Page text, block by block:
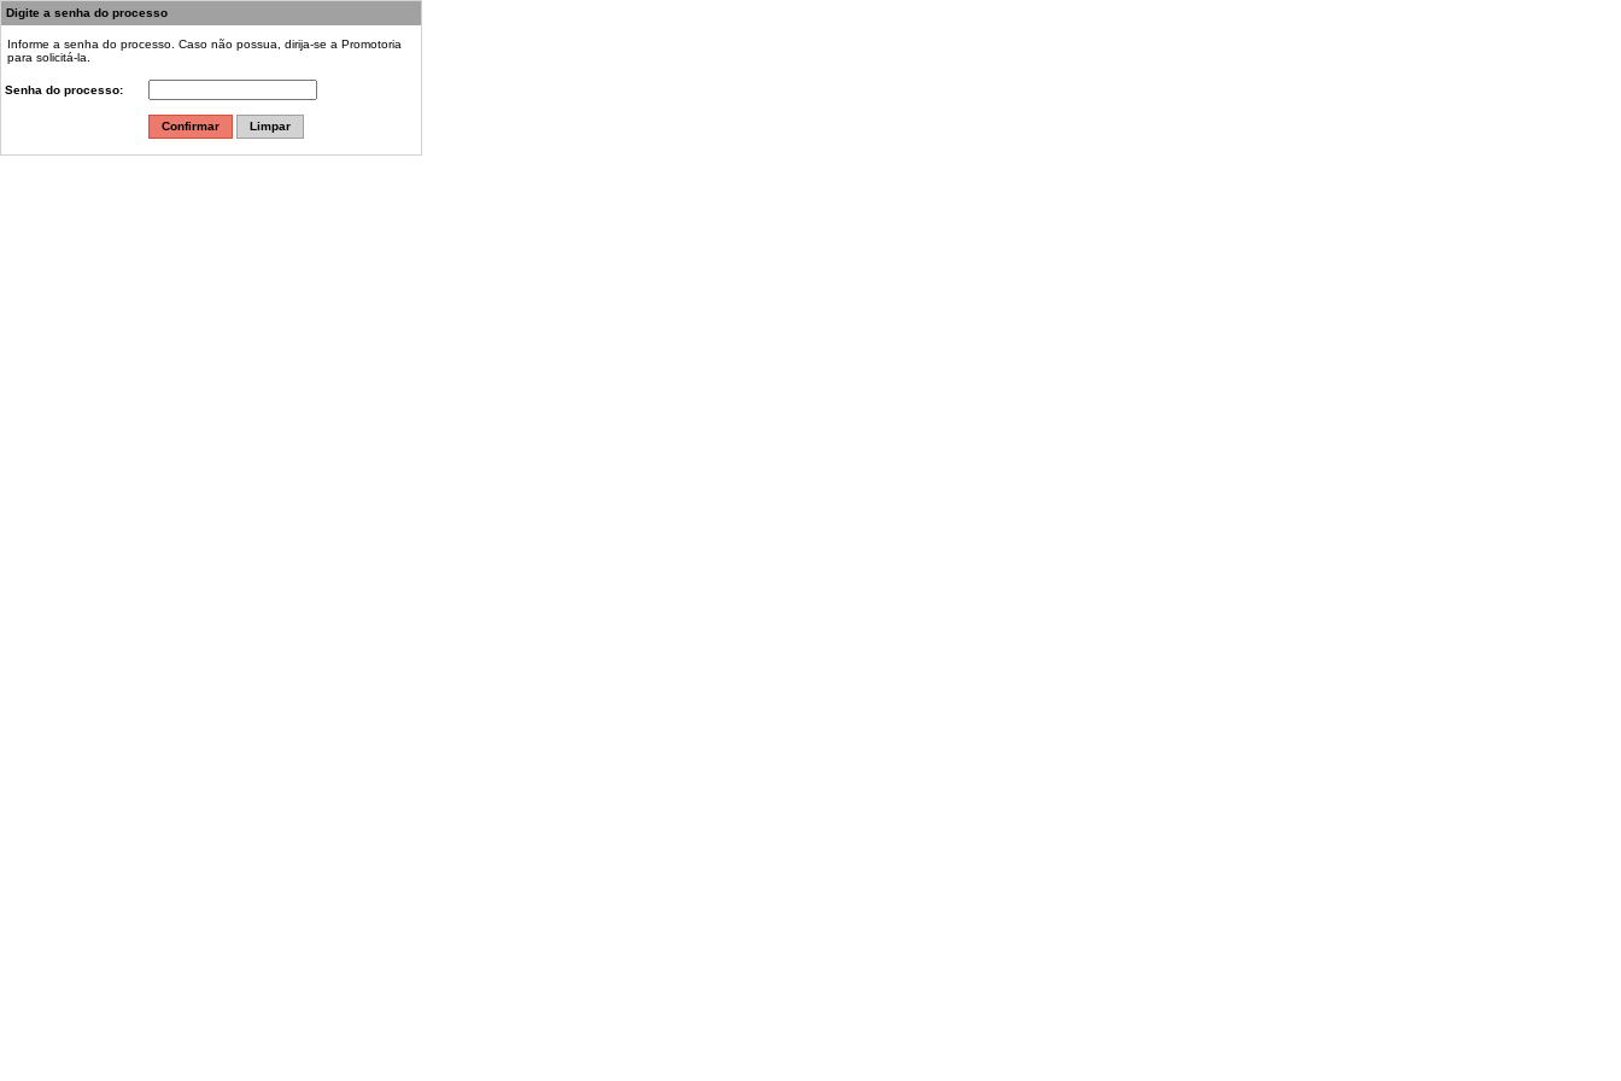
Digite a senha do processo
Informe a senha do processo. Caso não possua, dirija-se a Promotoria
para solicitá-la.
Senha do processo: